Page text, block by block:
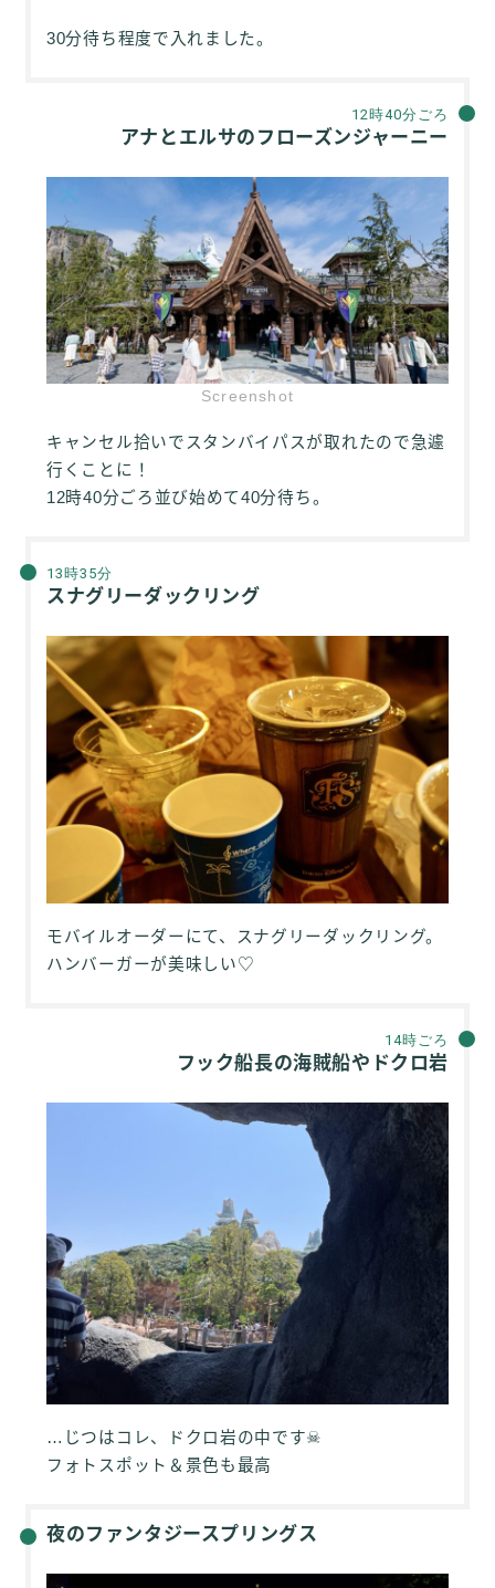
30分待ち程度で入れました。
12時40分ごろ
アナとエルサのフローズンジャーニー
Screenshot
キャンセル拾いでスタンバイパスが取れたので急遽
行くことに！
12時40分ごろ並び始めて40分待ち。
13時35分
スナグリーダックリング
モバイルオーダーにて、スナグリーダックリング。
ハンバーガーが美味しい♡
14時ごろ
フック船長の海賊船やドクロ岩
…じつはコレ、ドクロ岩の中です☠
フォトスポット＆景色も最高
夜のファンタジースプリングス